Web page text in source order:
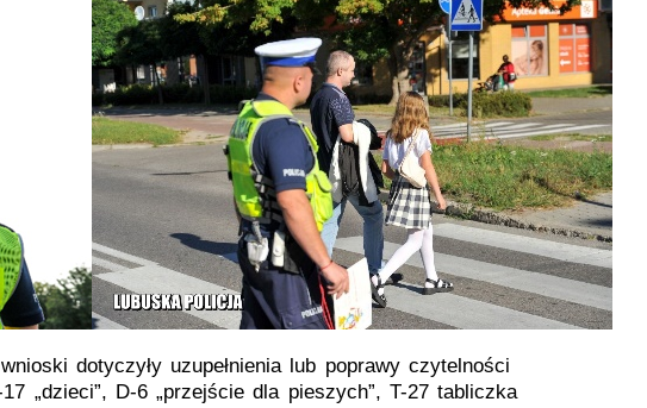
dotyczyły uzupełnienia lub poprawy czytelności
„dzieci”, D-6 „przejście dla pieszych”, T-27 tabliczka